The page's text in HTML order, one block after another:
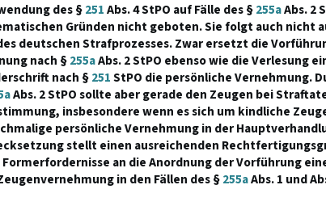
des §251Abs. 4 StPO auf Fälle des §255aAbs. 2
Gründen nicht geboten. Sie folgt auch nicht
deutschen Strafprozesses. Zwar ersetzt die
nach §255aAbs. 2 StPO ebenso wie die Verlesung
nach §251StPO die persönliche Vernehmung.
Abs. 2 StPO sollte aber gerade den Zeugen bei
insbesondere wenn es sich um kindliche
persönliche Vernehmung in der
stellt einen ausreichenden
an die Anordnung der Vorführung
in den Fällen des §255aAbs. 1 und